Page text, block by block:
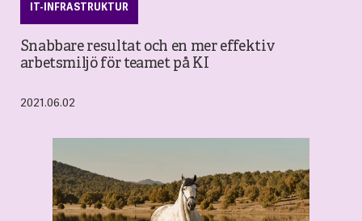
IT-INFRASTRUKTUR
Snabbare resultat och en mer effektiv
arbetsmiljö för teamet på KI
2021.06.02